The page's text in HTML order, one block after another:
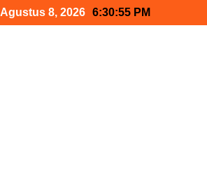
Agustus 8, 2026 6:30:56 PM